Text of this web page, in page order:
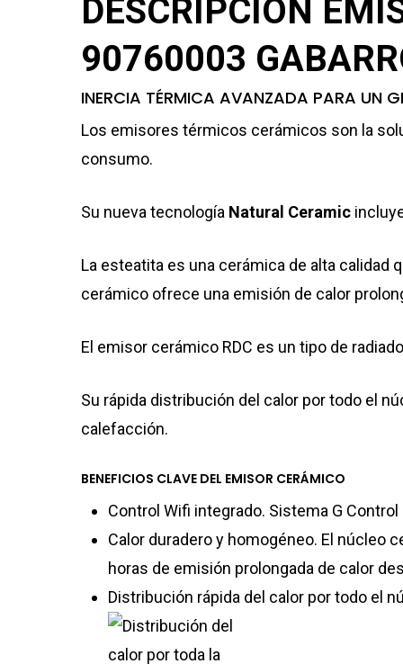
DESCRIPCIÓN
90760003
INERCIA TÉRMICA AVANZADA PARA UN
Los emisores térmicos cerámicos son la
consumo.
Su nueva tecnología Natural Ceramic
La esteatita es una cerámica de alta calidad
cerámico ofrece una emisión de calor
El emisor cerámico RDC es un tipo de
Su rápida distribución del calor por todo el
calefacción.
BENEFICIOS CLAVE DEL EMISOR CERÁMICO
Control Wifi integrado. Sistema G
Calor duradero y homogéneo. El núcleo
horas de emisión prolongada de calor
Distribución rápida del calor por todo el